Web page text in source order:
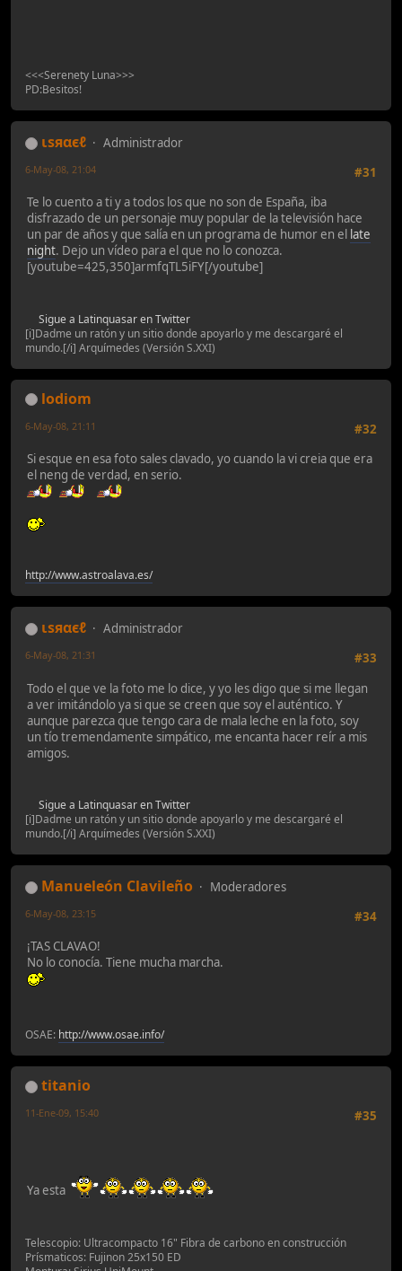
<<<Serenety Luna>>>
PD:Besitos!
ιѕяαєℓ
Administrador
#31
6-May-08, 21:04
Te lo cuento a ti y a todos los que no son de España, iba
disfrazado de un personaje muy popular de la televisión hace
un par de años y que salía en un programa de humor en el late
night. Dejo un vídeo para el que no lo conozca.
[youtube=425,350]armfqTL5iFY[/youtube]
Sigue a Latinquasar en Twitter
[i]Dadme un ratón y un sitio donde apoyarlo y me descargaré el
mundo.[/i] Arquímedes (Versión S.XXI)
lodiom
#32
6-May-08, 21:11
Si esque en esa foto sales clavado, yo cuando la vi creia que era
el neng de verdad, en serio.
http://www.astroalava.es/
ιѕяαєℓ
Administrador
#33
6-May-08, 21:31
Todo el que ve la foto me lo dice, y yo les digo que si me llegan
a ver imitándolo ya si que se creen que soy el auténtico. Y
aunque parezca que tengo cara de mala leche en la foto, soy
un tío tremendamente simpático, me encanta hacer reír a mis
amigos.
Sigue a Latinquasar en Twitter
[i]Dadme un ratón y un sitio donde apoyarlo y me descargaré el
mundo.[/i] Arquímedes (Versión S.XXI)
Manueleón Clavileño
Moderadores
#34
6-May-08, 23:15
¡TAS CLAVAO!
No lo conocía. Tiene mucha marcha.
OSAE: http://www.osae.info/
titanio
#35
11-Ene-09, 15:40
Ya esta
Telescopio: Ultracompacto 16" Fibra de carbono en construcción
Prísmaticos: Fujinon 25x150 ED